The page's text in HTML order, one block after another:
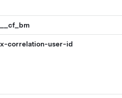
__cf_bm
x-correlation-user-id